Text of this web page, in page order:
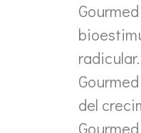
radicular.
del